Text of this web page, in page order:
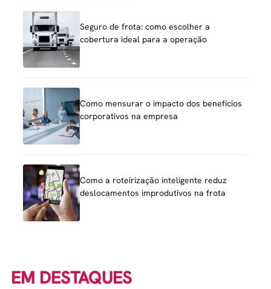
Seguro de frota: como escolher a
cobertura ideal para a operação
Como mensurar o impacto dos benefícios
corporativos na empresa
Como a roteirização inteligente reduz
deslocamentos improdutivos na frota
EM DESTAQUES